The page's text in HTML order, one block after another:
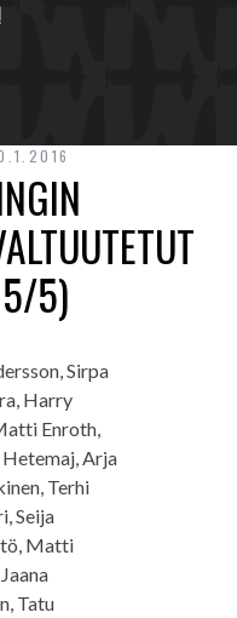
5)
Sirpa
Harry
Enroth,
Arja
Terhi
Seija
Matti
Tatu